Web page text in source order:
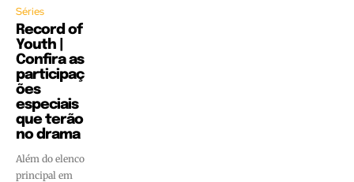
Séries
Record of
Youth |
Confira as
participaç
ões
especiais
que terão
no drama
Além do elenco
principal em